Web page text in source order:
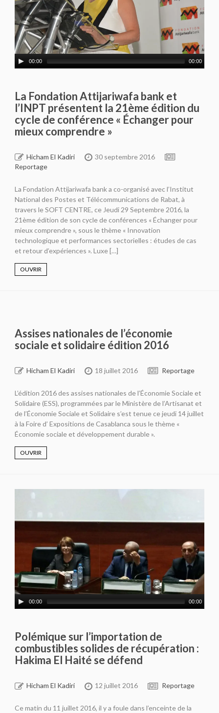
00:00 00:00
La Fondation Attijariwafa bank et
l’INPT présentent la 21ème édition du
cycle de conférence « Échanger pour
mieux comprendre »
Hicham El Kadiri
30 septembre 2016
Reportage
La Fondation Attijariwafa bank a co-organisé avec l’Institut
National des Postes et Télécommunications de Rabat, à
travers le SOFT CENTRE, ce Jeudi 29 Septembre 2016, la
21ème édition de son cycle de conférences « Échanger pour
mieux comprendre », sous le thème « Innovation
technologique et performances sectorielles : études de cas
et retour d’expériences ». Luxe […]
OUVRIR
Assises nationales de l’économie
sociale et solidaire édition 2016
Hicham El Kadiri 18 juillet 2016 Reportage
L’édition 2016 des assises nationales de l’Économie Sociale et
Solidaire (ESS), programmées par le Ministère de l’Artisanat et
de l’Économie Sociale et Solidaire s’est tenue ce jeudi 14 juillet
à la Foire d’ Expositions de Casablanca sous le thème «
Économie sociale et développement durable ».
OUVRIR
00:00 00:00
Polémique sur l’importation de
combustibles solides de récupération :
Hakima El Haité se défend
Hicham El Kadiri 12 juillet 2016 Reportage
Ce matin du 11 juillet 2016, il y a foule dans l’enceinte de la